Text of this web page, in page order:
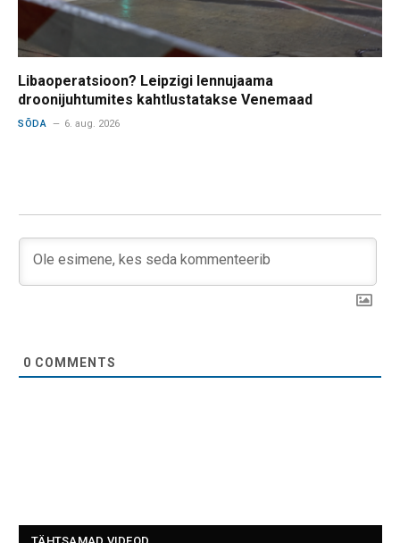
Libaoperatsioon? Leipzigi lennujaama
droonijuhtumites kahtlustatakse Venemaad
SÕDA 6. aug. 2026
0 COMMENTS